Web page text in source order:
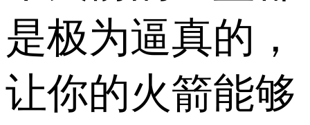
是极为逼真的，
让你的火箭能够